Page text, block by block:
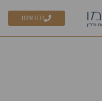
דברו איתנו